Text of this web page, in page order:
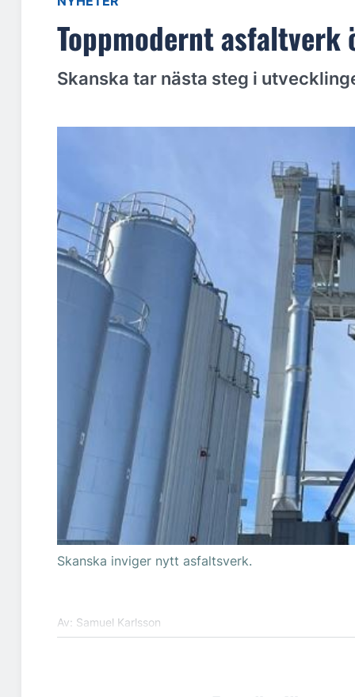
Toppmodernt
Skanska tar nästa steg i
Skanska inviger nytt asfaltsverk.
Av: Samuel Karlsson